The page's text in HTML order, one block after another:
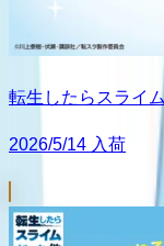
転生したらスライ
2026/5/14 入荷